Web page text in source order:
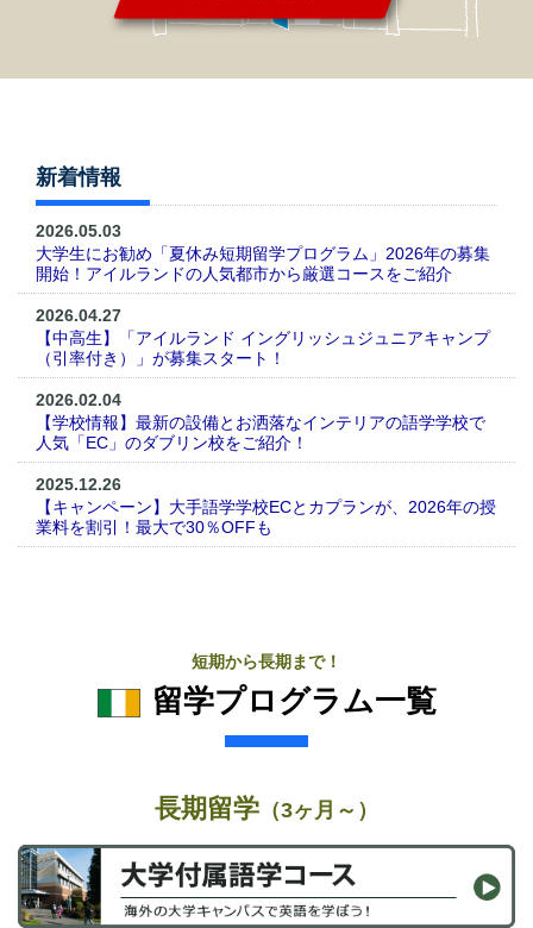
新着情報
2026.05.03
大学生にお勧め「夏休み短期留学プログラム」2026年の募集
開始！アイルランドの人気都市から厳選コースをご紹介
2026.04.27
【中高生】「アイルランド イングリッシュジュニアキャンプ
（引率付き）」が募集スタート！
2026.02.04
【学校情報】最新の設備とお洒落なインテリアの語学学校で
人気「EC」のダブリン校をご紹介！
2025.12.26
【キャンペーン】大手語学学校ECとカプランが、2026年の授
業料を割引！最大で30％OFFも
短期から長期まで！
留学プログラム一覧
長期留学 （3ヶ月～）